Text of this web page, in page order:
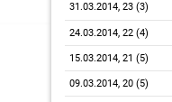
31.03.2014, 23 (3)
24.03.2014, 22 (4)
15.03.2014, 21 (5)
09.03.2014, 20 (5)